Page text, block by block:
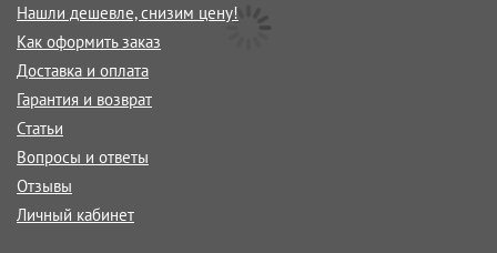
Нашли дешевле, снизим цену!
Как оформить заказ
Доставка и оплата
Гарантия и возврат
Статьи
Вопросы и ответы
Отзывы
Личный кабинет